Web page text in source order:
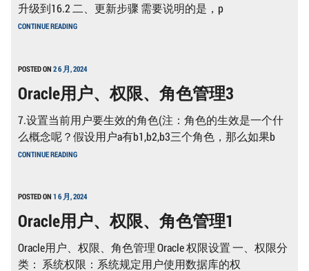
升级到16.2 二、更新步骤 需要说明的是，p
CONTINUE READINGWINDOWS
上
PG_UPGRADE
级
POSTGRES
升
级
到
POSTGRESQL16）
POSTED ON 2 6 月, 2024
Oracle用户、权限、角色管理3
7.设置当前用户要生效的角色(注：角色的生效是一个什
么概念呢？假设用户a有b1,b2,b3三个角色，那么如果b
CONTINUE READING
用
限、
色
管
3
POSTED ON 1 6 月, 2024
Oracle用户、权限、角色管理1
Oracle用户、权限、角色管理 Oracle 权限设置 一、权限分
类： 系统权限：系统规定用户使用数据库的权